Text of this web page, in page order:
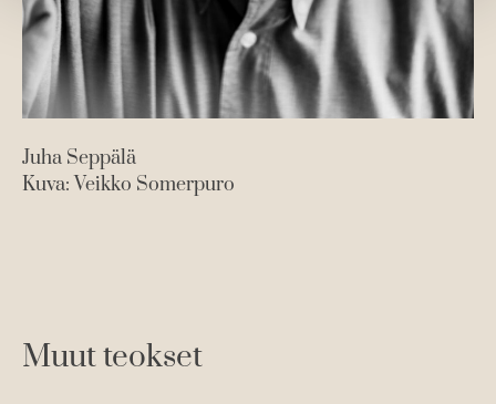
Juha Seppälä
Kuva: Veikko Somerpuro
Muut teokset